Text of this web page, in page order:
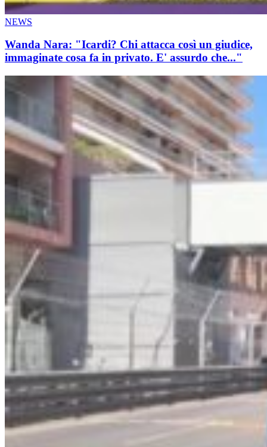
NEWS
Wanda Nara: "Icardi? Chi attacca così un giudice,
immaginate cosa fa in privato. E' assurdo che..."